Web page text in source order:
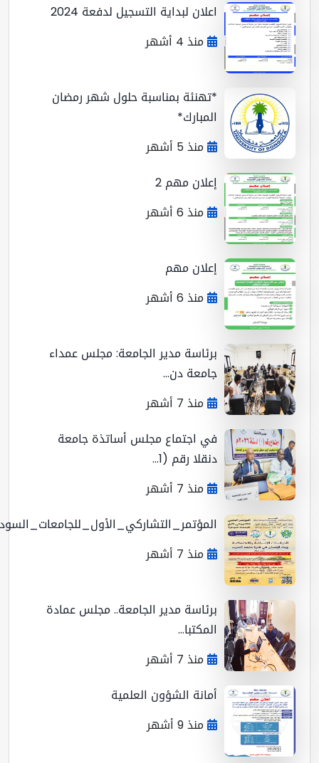
اعلان لبداية التسجيل لدفعة 2024
منذ 4 أشهر
*تهنئة بمناسبة حلول شهر رمضان
المبارك*
منذ 5 أشهر
إعلان مهم 2
منذ 6 أشهر
إعلان مهم
منذ 6 أشهر
برئاسة مدير الجامعة: مجلس عمداء
جامعة دن...
منذ 7 أشهر
في اجتماع مجلس أساتذة جامعة
دنقلا رقم (1...
منذ 7 أشهر
المؤتمر_التشاركي_الأول_للجامعات_السوداني...
منذ 7 أشهر
برئاسة مدير الجامعة.. مجلس عمادة
المكتبا...
منذ 7 أشهر
أمانة الشؤون العلمية
منذ 9 أشهر